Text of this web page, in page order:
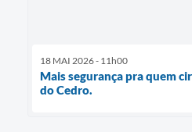
18 MAI 2026 - 11h00
Mais segurança pra quem
do Cedro.